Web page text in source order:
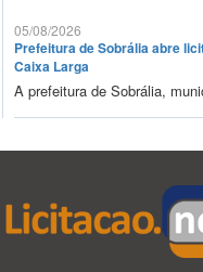
05/08/2026
Prefeitura de Sobrália abre
Caixa Larga
A prefeitura de Sobrália,